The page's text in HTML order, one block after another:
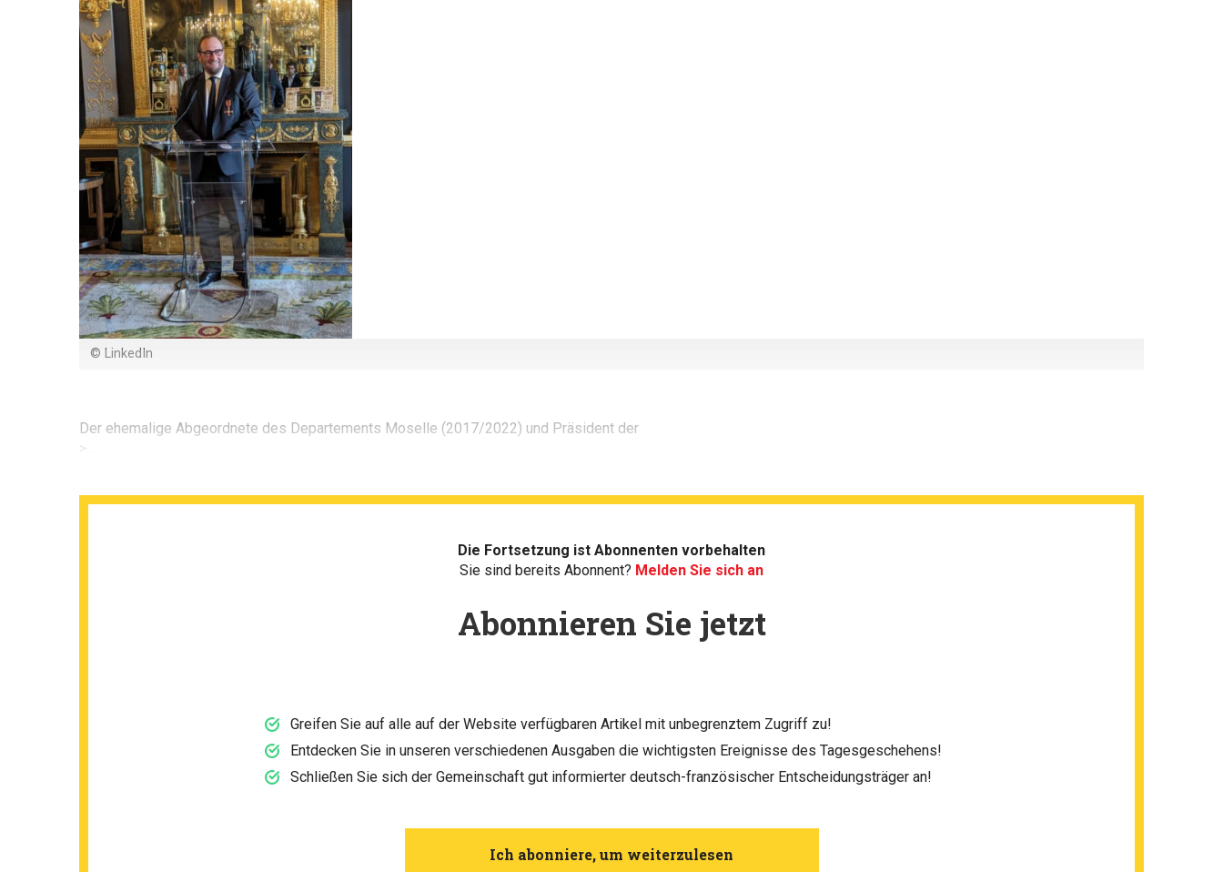
© LinkedIn
Der ehemalige Abgeordnete des Departements Moselle (2017/2022) und Präsident der
> ...
Die Fortsetzung ist Abonnenten vorbehalten
Sie sind bereits Abonnent? Melden Sie sich an
Abonnieren Sie jetzt
Greifen Sie auf alle auf der Website verfügbaren Artikel mit unbegrenztem Zugriff zu!
Entdecken Sie in unseren verschiedenen Ausgaben die wichtigsten Ereignisse des Tagesgeschehens!
Schließen Sie sich der Gemeinschaft gut informierter deutsch-französischer Entscheidungsträger an!
Ich abonniere, um weiterzulesen